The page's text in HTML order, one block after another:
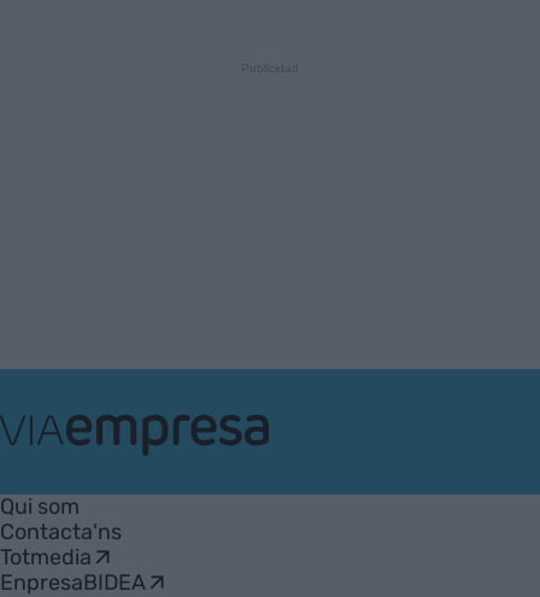
Empresa
Qui som
Contacta'ns
Totmedia
EnpresaBIDEA